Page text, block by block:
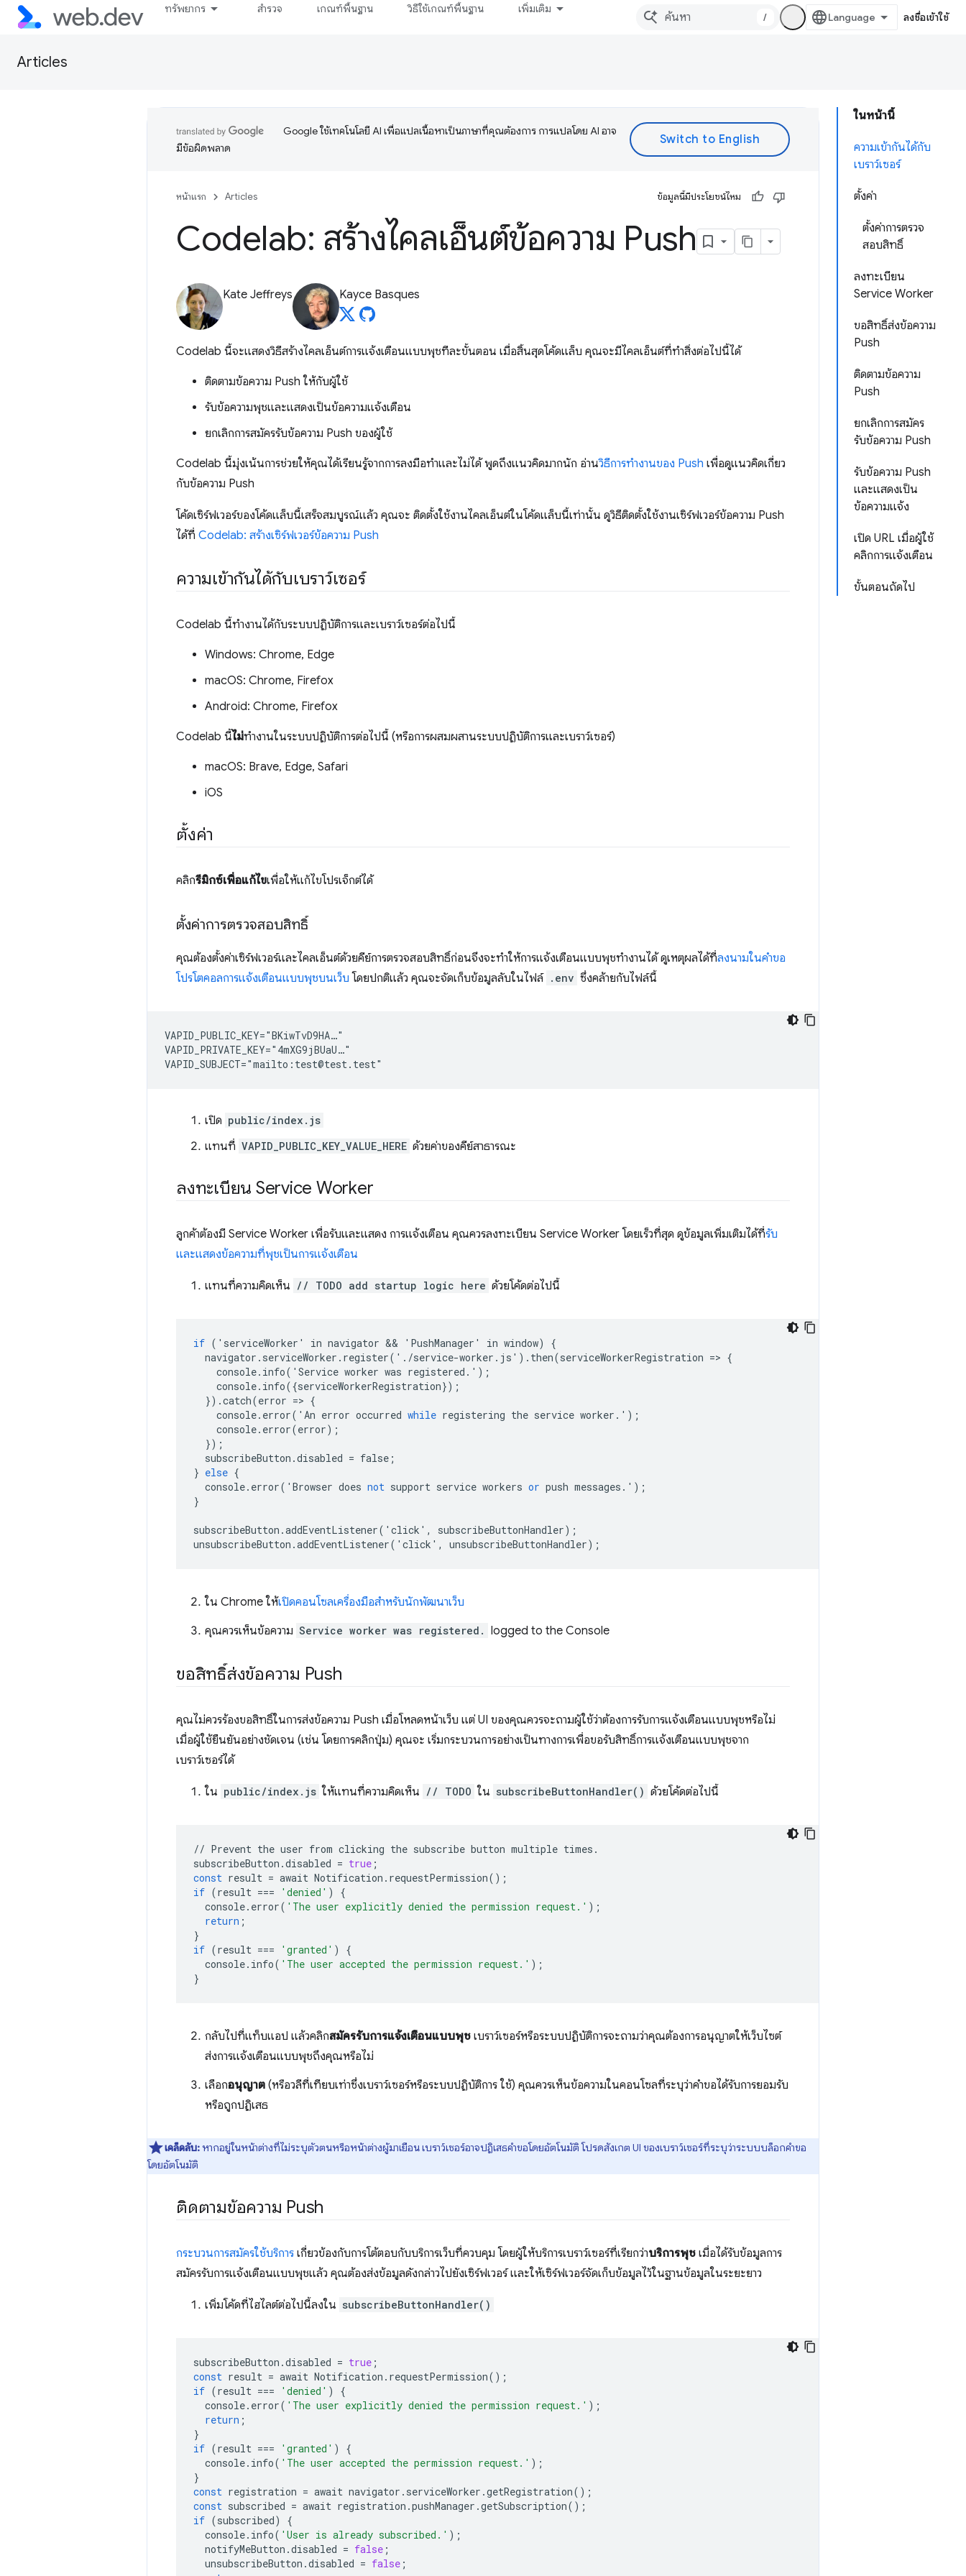
ทรัพยากร สำรวจ เกณฑ์พื้นฐาน วิธีใช้เกณฑ์พื้นฐาน เพิ่มเติม
/ ลงชื่อเข้าใช้
Articles
ในหน้านี้
ความเข้ากันได้กับ
เบราว์เซอร์
ตั้งค่า
ตั้งค่าการตรวจ
สอบสิทธิ์
ลงทะเบียน
Service Worker
ขอสิทธิ์ส่งข้อความ
Push
ติดตามข้อความ
Push
ยกเลิกการสมัคร
รับข้อความ Push
รับข้อความ Push
และแสดงเป็น
ข้อความแจ้ง
เปิด URL เมื่อผู้ใช้
คลิกการแจ้งเตือน
ขั้นตอนถัดไป
Google ใช้เทคโนโลยี AI เพื่อแปลเนื้อหาเป็นภาษาที่คุณต้องการ การแปลโดย AI อาจ
มีข้อผิดพลาด
หน้าแรก Articles ข้อมูลนี้มีประโยชน์ไหม
Codelab: สร้างไคลเอ็นต์ข้อความ Push
Kate Jeffreys Kayce Basques
Codelab นี้จะแสดงวิธีสร้างไคลเอ็นต์การแจ้งเตือนแบบพุชทีละขั้นตอน เมื่อสิ้นสุดโค้ดแล็บ คุณจะมีไคลเอ็นต์ที่ทำสิ่งต่อไปนี้ได้
ติดตามข้อความ Push ให้กับผู้ใช้
รับข้อความพุชและแสดงเป็นข้อความแจ้งเตือน
ยกเลิกการสมัครรับข้อความ Push ของผู้ใช้
Codelab นี้มุ่งเน้นการช่วยให้คุณได้เรียนรู้จากการลงมือทำและไม่ได้ พูดถึงแนวคิดมากนัก อ่านวิธีการทำงานของ Push เพื่อดูแนวคิดเกี่ยว
กับข้อความ Push
โค้ดเซิร์ฟเวอร์ของโค้ดแล็บนี้เสร็จสมบูรณ์แล้ว คุณจะ ติดตั้งใช้งานไคลเอ็นต์ในโค้ดแล็บนี้เท่านั้น ดูวิธีติดตั้งใช้งานเซิร์ฟเวอร์ข้อความ Push
ได้ที่ Codelab: สร้างเซิร์ฟเวอร์ข้อความ Push
ความเข้ากันได้กับเบราว์เซอร์
Codelab นี้ทำงานได้กับระบบปฏิบัติการและเบราว์เซอร์ต่อไปนี้
Windows: Chrome, Edge
macOS: Chrome, Firefox
Android: Chrome, Firefox
Codelab นี้ไม่ทํางานในระบบปฏิบัติการต่อไปนี้ (หรือการผสมผสานระบบปฏิบัติการและเบราว์เซอร์)
macOS: Brave, Edge, Safari
iOS
ตั้งค่า
คลิกรีมิกซ์เพื่อแก้ไขเพื่อให้แก้ไขโปรเจ็กต์ได้
ตั้งค่าการตรวจสอบสิทธิ์
คุณต้องตั้งค่าเซิร์ฟเวอร์และไคลเอ็นต์ด้วยคีย์การตรวจสอบสิทธิ์ก่อนจึงจะทำให้การแจ้งเตือนแบบพุชทำงานได้ ดูเหตุผลได้ที่ลงนามในคำขอ
โปรโตคอลการแจ้งเตือนแบบพุชบนเว็บ โดยปกติแล้ว คุณจะจัดเก็บข้อมูลลับในไฟล์ .env ซึ่งคล้ายกับไฟล์นี้
VAPID_PUBLIC_KEY="BKiwTvD9HA…"
VAPID_PRIVATE_KEY="4mXG9jBUaU…"
เปิด public/index.js
แทนที่ VAPID_PUBLIC_KEY_VALUE_HERE ด้วยค่าของคีย์สาธารณะ
ลงทะเบียน Service Worker
ลูกค้าต้องมี Service Worker เพื่อรับและแสดง การแจ้งเตือน คุณควรลงทะเบียน Service Worker โดยเร็วที่สุด ดูข้อมูลเพิ่มเติมได้ที่รับ
และแสดงข้อความที่พุชเป็นการแจ้งเตือน
แทนที่ความคิดเห็น // TODO add startup logic here ด้วยโค้ดต่อไปนี้
if (' serviceWorker ' in navigator && ' PushManager ' in window)
{
navigator . serviceWorker . register('. /service-worker . js '). then(serviceWorkerRegistration => {
console. info(' Service worker was registered .');
console. info({serviceWorkerRegistration});
}).catch(error => {
console. error(' An error occurred while registering the service worker .');
console. error(error);
});
subscribeButton .disabled = false ;
} else {
console. error(' Browser does not support service workers or push messages .');
}
subscribeButton .addEventListener(' click ', subscribeButtonHandler);
unsubscribeButton .addEventListener(' click ', unsubscribeButtonHandler);
ใน Chrome ให้เปิดคอนโซลเครื่องมือสำหรับนักพัฒนาเว็บ
คุณควรเห็นข้อความ Service worker was registered. logged to the Console
ขอสิทธิ์ส่งข้อความ Push
คุณไม่ควรร้องขอสิทธิ์ในการส่งข้อความ Push เมื่อโหลดหน้าเว็บ แต่ UI ของคุณควรจะถามผู้ใช้ว่าต้องการรับการแจ้งเตือนแบบพุชหรือไม่
เมื่อผู้ใช้ยืนยันอย่างชัดเจน (เช่น โดยการคลิกปุ่ม) คุณจะ เริ่มกระบวนการอย่างเป็นทางการเพื่อขอรับสิทธิ์การแจ้งเตือนแบบพุชจาก
เบราว์เซอร์ได้
ใน public/index.js ให้แทนที่ความคิดเห็น // TODO ใน subscribeButtonHandler() ด้วยโค้ดต่อไปนี้
// Prevent the user from clicking the subscribe button multiple times .
subscribeButton .disabled = true ;
const result = await Notification . requestPermission();
if (result === 'denied' )
{
console. error( 'The user explicitly denied the permission request.' );
return ;
}
if (result === 'granted' )
{
console. info( 'The user accepted the permission request.' );
}
กลับไปที่แท็บแอป แล้วคลิกสมัครรับการแจ้งเตือนแบบพุช เบราว์เซอร์หรือระบบปฏิบัติการจะถามว่าคุณต้องการอนุญาตให้เว็บไซต์
ส่งการแจ้งเตือนแบบพุชถึงคุณหรือไม่
เลือกอนุญาต (หรือวลีที่เทียบเท่าซึ่งเบราว์เซอร์หรือระบบปฏิบัติการ ใช้) คุณควรเห็นข้อความในคอนโซลที่ระบุว่าคำขอได้รับการยอมรับ
หรือถูกปฏิเสธ
เคล็ดลับ: หากอยู่ในหน้าต่างที่ไม่ระบุตัวตนหรือหน้าต่างผู้มาเยือน เบราว์เซอร์อาจปฏิเสธคำขอโดยอัตโนมัติ โปรดสังเกต UI ของเบราว์เซอร์ที่ระบุว่าระบบบล็อกคำขอ
โดยอัตโนมัติ
ติดตามข้อความ Push
กระบวนการสมัครใช้บริการ เกี่ยวข้องกับการโต้ตอบกับบริการเว็บที่ควบคุม โดยผู้ให้บริการเบราว์เซอร์ที่เรียกว่าบริการพุช เมื่อได้รับข้อมูลการ
สมัครรับการแจ้งเตือนแบบพุชแล้ว คุณต้องส่งข้อมูลดังกล่าวไปยังเซิร์ฟเวอร์ และให้เซิร์ฟเวอร์จัดเก็บข้อมูลไว้ในฐานข้อมูลในระยะยาว
เพิ่มโค้ดที่ไฮไลต์ต่อไปนี้ลงใน subscribeButtonHandler()
subscribeButton .disabled = true ;
const result = await Notification . requestPermission();
if (result === 'denied' )
{
console. error( 'The user explicitly denied the permission request.' );
return ;
}
if (result === 'granted' )
{
console. info( 'The user accepted the permission request.' );
}
const registration = await navigator . serviceWorker .getRegistration();
const subscribed = await registration .pushManager .getSubscription();
if (subscribed)
{
console. info( 'User is already subscribed.' );
notifyMeButton .disabled = false ;
unsubscribeButton .disabled = false ;